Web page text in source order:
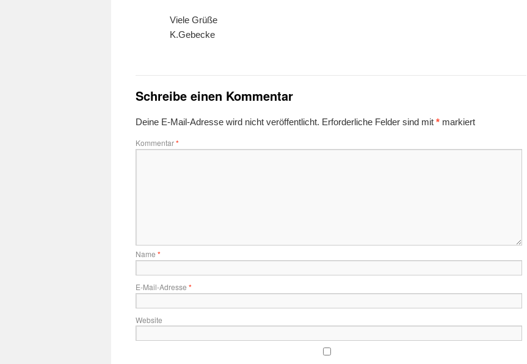
Viele Grüße
K.Gebecke
Schreibe einen Kommentar
Deine E-Mail-Adresse wird nicht veröffentlicht. Erforderliche Felder sind mit * markiert
Kommentar*
Name *
E-Mail-Adresse *
Website